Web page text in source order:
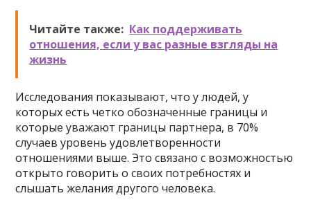
Читайте также: Как поддерживать
отношения, если у вас разные взгляды на
жизнь
Исследования показывают, что у людей, у
которых есть четко обозначенные границы и
которые уважают границы партнера, в 70%
случаев уровень удовлетворенности
отношениями выше. Это связано с возможностью
открыто говорить о своих потребностях и
слышать желания другого человека.